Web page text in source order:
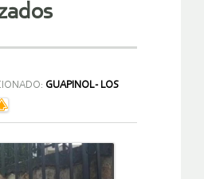
GUAPINOL- LOS